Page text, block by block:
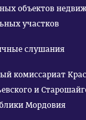
объектов
участков
слушания
комиссариат
и
Мордовия